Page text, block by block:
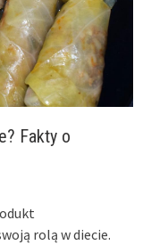
Fakty o
rolą w diecie.